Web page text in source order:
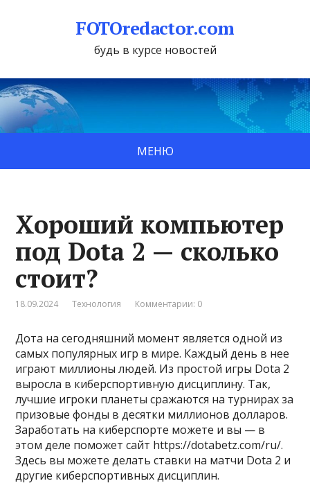
FOTOredactor.com
будь в курсе новостей
МЕНЮ
Хороший компьютер
под Dota 2 — сколько
стоит?
18.09.2024 Технология Комментарии: 0
Дота на сегодняшний момент является одной из
самых популярных игр в мире. Каждый день в нее
играют миллионы людей. Из простой игры Dota 2
выросла в киберспортивную дисциплину. Так,
лучшие игроки планеты сражаются на турнирах за
призовые фонды в десятки миллионов долларов.
Заработать на киберспорте можете и вы — в
этом деле поможет сайт https://dotabetz.com/ru/.
Здесь вы можете делать ставки на матчи Dota 2 и
другие киберспортивных дисциплин.